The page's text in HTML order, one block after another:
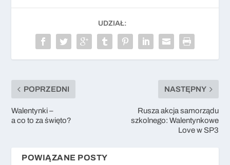
UDZIAŁ:
POPRZEDNI
Walentynki –
a co to za święto?
NASTĘPNY
Rusza akcja samorządu
szkolnego: Walentynkowe
Love w SP3
POWIĄZANE POSTY